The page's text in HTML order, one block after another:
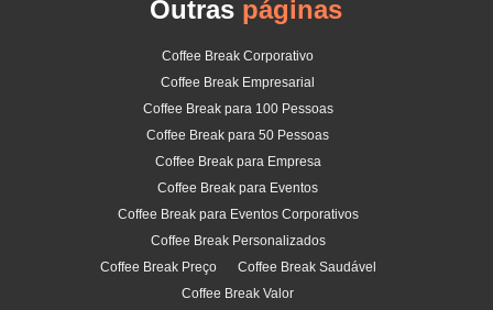
Outras páginas
Coffee Break Corporativo
Coffee Break Empresarial
Coffee Break para 100 Pessoas
Coffee Break para 50 Pessoas
Coffee Break para Empresa
Coffee Break para Eventos
Coffee Break para Eventos Corporativos
Coffee Break Personalizados
Coffee Break Preço
Coffee Break Saudável
Coffee Break Valor